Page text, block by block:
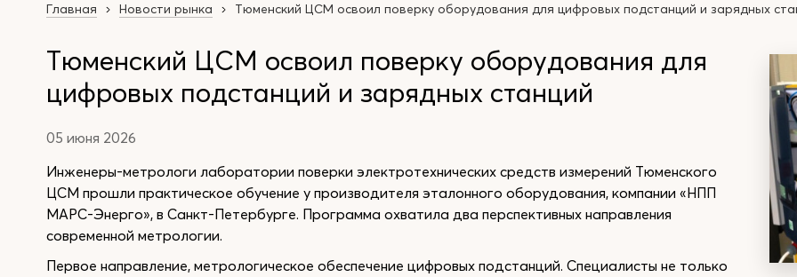
Главная Новости рынка Тюменский ЦСМ освоил поверку оборудования для цифровых подстанций и зарядных
Тюменский ЦСМ освоил поверку оборудования для
цифровых подстанций и зарядных станций
05 июня 2026
Инженеры-метрологи лаборатории поверки электротехнических средств измерений Тюменского
ЦСМ прошли практическое обучение у производителя эталонного оборудования, компании «НПП
МАРС-Энерго», в Санкт-Петербурге. Программа охватила два перспективных направления
современной метрологии.
Первое направление, метрологическое обеспечение цифровых подстанций. Специалисты не только